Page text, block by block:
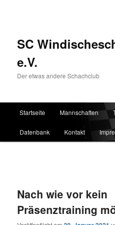
SC
e.V.
Der etwas andere Schachclub
Zum Inhalt wechseln
Zum sekundären Inhalt
Startseite Mannschaften
Datenbank Kontakt
Nach wie vor kein
Präsenztraining